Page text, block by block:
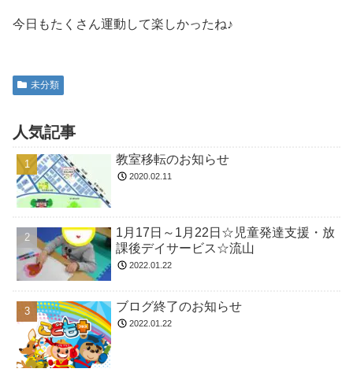
今日もたくさん運動して楽しかったね♪
未分類
人気記事
教室移転のお知らせ
2020.02.11
1月17日～1月22日☆児童発達支援・放
課後デイサービス☆流山
2022.01.22
ブログ終了のお知らせ
2022.01.22